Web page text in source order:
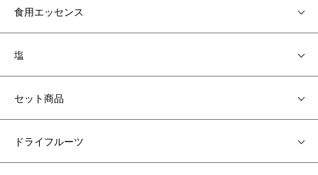
食用エッセンス
塩
セット商品
ドライフルーツ